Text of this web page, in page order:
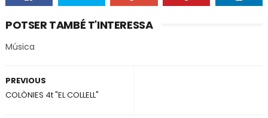
POTSER TAMBÉ T'INTERESSA
Música
PREVIOUS
COLÒNIES 4t "EL COLLELL"